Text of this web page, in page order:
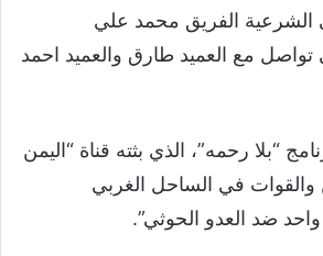
الشرعية الفريق محمد علي
تواصل مع العميد طارق والعميد احمد
“بلا رحمه”، الذي بثته قناة “اليمن
والقوات في الساحل الغربي
ضد العدو الحوثي”.